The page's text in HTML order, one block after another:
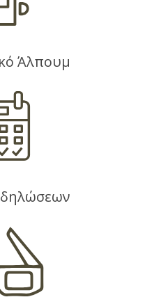
Άλπουμ